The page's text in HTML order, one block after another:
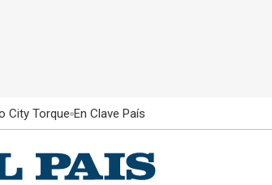
City Torque En Clave País